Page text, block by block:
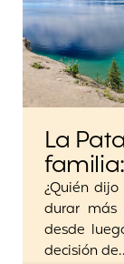
La
¿Quién
durar más
desde
decisión